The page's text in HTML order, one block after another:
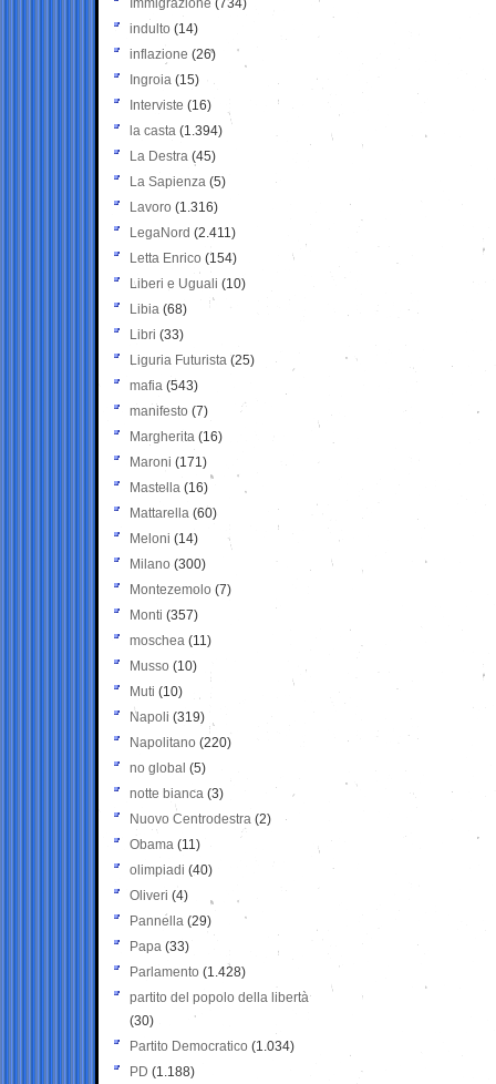
Immigrazione (734)
indulto (14)
inflazione (26)
Ingroia (15)
Interviste (16)
la casta (1.394)
La Destra (45)
La Sapienza (5)
Lavoro (1.316)
LegaNord (2.411)
Letta Enrico (154)
Liberi e Uguali (10)
Libia (68)
Libri (33)
Liguria Futurista (25)
mafia (543)
manifesto (7)
Margherita (16)
Maroni (171)
Mastella (16)
Mattarella (60)
Meloni (14)
Milano (300)
Montezemolo (7)
Monti (357)
moschea (11)
Musso (10)
Muti (10)
Napoli (319)
Napolitano (220)
no global (5)
notte bianca (3)
Nuovo Centrodestra (2)
Obama (11)
olimpiadi (40)
Oliveri (4)
Pannella (29)
Papa (33)
Parlamento (1.428)
partito del popolo della libertà
(30)
Partito Democratico (1.034)
PD (1.188)